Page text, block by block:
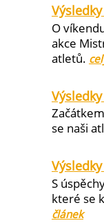
O
akce
atletů.
se naši
S
které se
článek